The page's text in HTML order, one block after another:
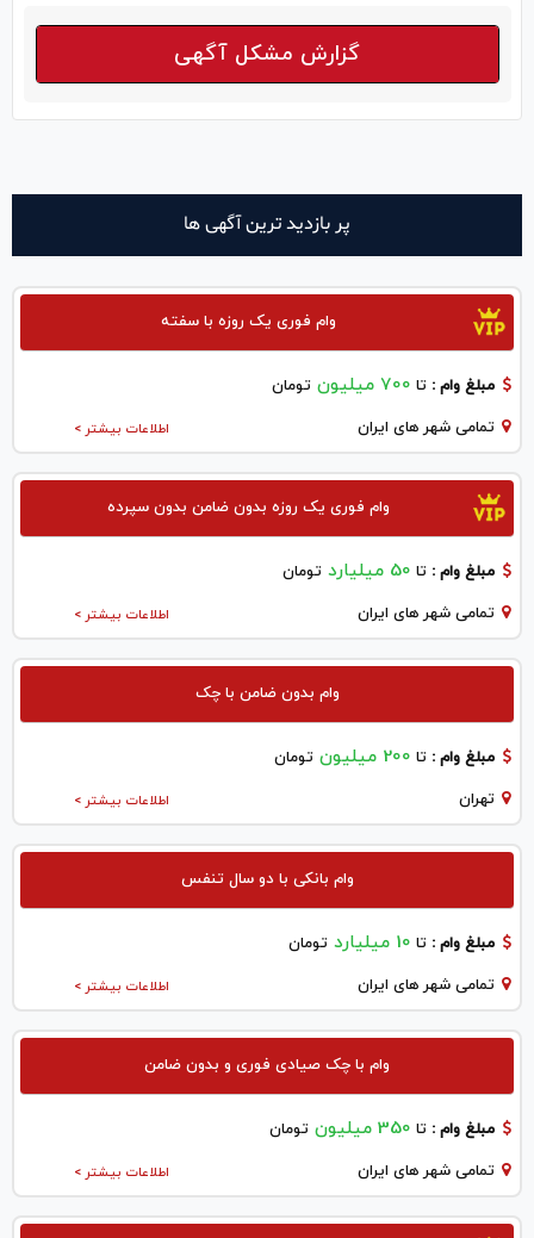
گزارش مشکل آگهی
پر بازدید ترین آگهی ها
وام فوری یک روزه با سفته
مبلغ وام : تا 700 میلیون تومان
اطلاعات بیشتر > تمامی شهر های ایران
وام فوری یک روزه بدون ضامن بدون سپرده
مبلغ وام : تا 50 میلیارد تومان
اطلاعات بیشتر > تمامی شهر های ایران
وام بدون ضامن با چک
مبلغ وام : تا 200 میلیون تومان
اطلاعات بیشتر > تهران
وام بانکی با دو سال تنفس
مبلغ وام : تا 10 میلیارد تومان
اطلاعات بیشتر > تمامی شهر های ایران
وام با چک صیادی فوری و بدون ضامن
مبلغ وام : تا 350 میلیون تومان
اطلاعات بیشتر > تمامی شهر های ایران